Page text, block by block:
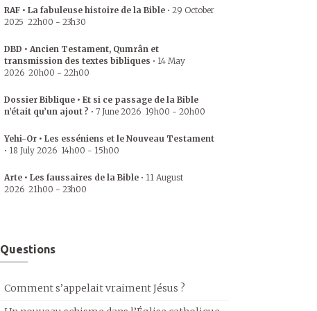
RAF • La fabuleuse histoire de la Bible • 29 October
2025 22h00 - 23h30
DBD • Ancien Testament, Qumrân et
transmission des textes bibliques • 14 May
2026 20h00 - 22h00
Dossier Biblique • Et si ce passage de la Bible
n’était qu’un ajout ? • 7 June 2026 19h00 - 20h00
Yehi-Or • Les esséniens et le Nouveau Testament
• 18 July 2026 14h00 - 15h00
Arte • Les faussaires de la Bible • 11 August
2026 21h00 - 23h00
Questions
Comment s’appelait vraiment Jésus ?